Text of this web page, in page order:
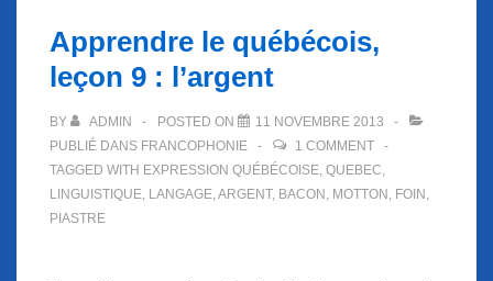
Apprendre le québécois,
leçon 9 : l’argent
BY ADMIN POSTED ON
11 NOVEMBRE 2013
PUBLIÉ DANS FRANCOPHONIE
1 COMMENT
TAGGED WITH EXPRESSION QUÉBÉCOISE, QUEBEC,
LINGUISTIQUE, LANGAGE,ARGENT, BACON , MOTTON , FOIN ,
PIASTRE